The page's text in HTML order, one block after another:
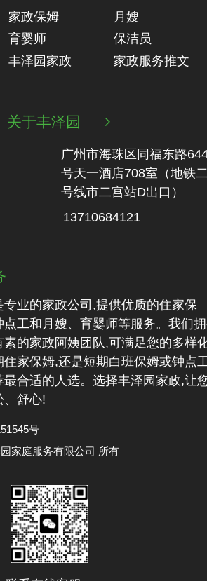
家政保姆
月嫂
育婴师
保洁员
丰泽园家政
家政服务推文
关于丰泽园 
广州市海珠区同福东路
号天一酒店708室（地铁‬
号线市二‬宫站D出口）
13710684121
专业的家政公司,提供优质的住家保
工和月嫂、育婴师等服务。我们
的家政阿姨团队,可满足您的多样
住家保姆,还是短期白班保姆或钟点
合适的人选。选择丰泽园家政,让
、舒心!
号
家庭服务有限公司 所有